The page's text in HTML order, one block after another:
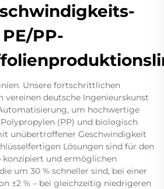
PE/PP-
Unsere fortschrittlichen
vereinen deutsche Ingenieurskunst
um hochwertige
(PP) und biologisch
unübertroffener Geschwindigkeit
Lösungen sind für den
konzipiert und ermöglichen
um 30 % schneller sind, bei einer
±2 % – bei gleichzeitig niedrigeren